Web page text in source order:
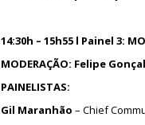
14:30h – 15h55 l Painel 3:
MODERAÇÃO: Felipe
PAINELISTAS:
Gil Maranhão – Chief